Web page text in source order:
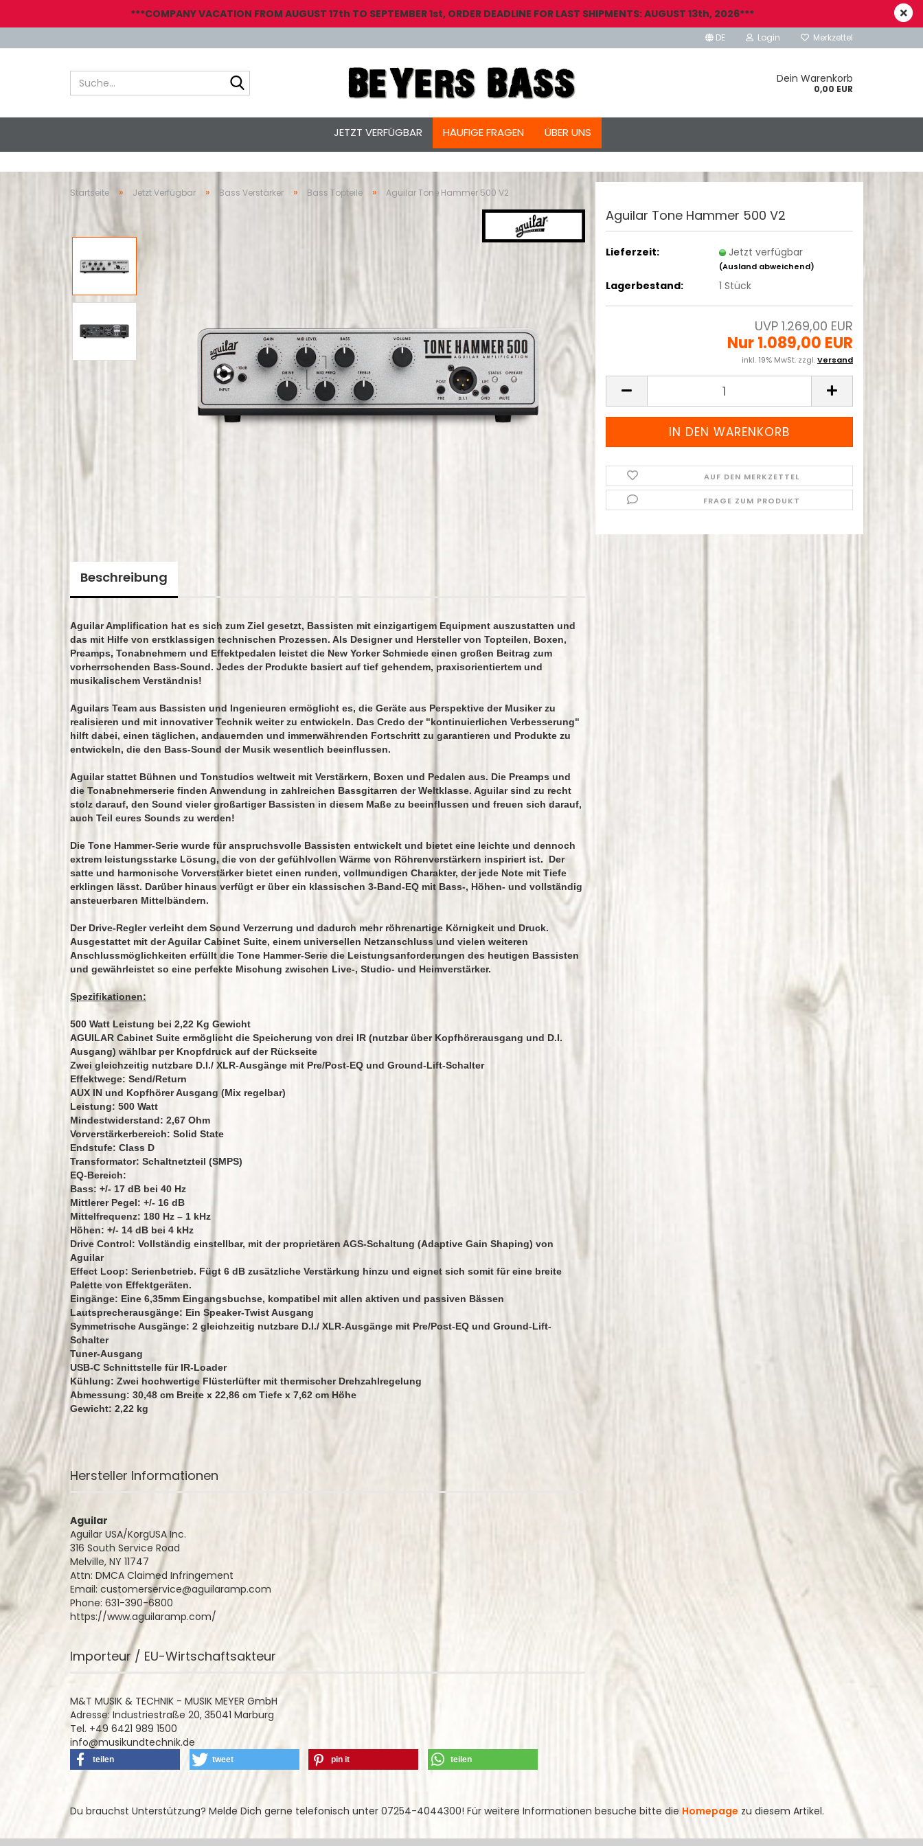
DE Login Merkzettel
Dein Warenkorb
0,00 EUR
***COMPANY VACATION FROM AUGUST 17th TO SEPTEMBER 1st, ORDER DEADLINE FOR LAST SHIPMENTS: AUGUST 13th, 2026***
JETZT VERFÜGBAR HÄUFIGE FRAGEN ÜBER UNS
Startseite » Jetzt Verfügbar » Bass Verstärker » Bass Topteile » Aguilar Tone Hammer 500 V2
Aguilar Tone Hammer 500 V2
Lieferzeit: Jetzt verfügbar
(Ausland abweichend)
Lagerbestand: 1 Stück
UVP 1.269,00 EUR
Nur 1.089,00 EUR
inkl. 19% MwSt. zzgl.Versand
AUF DEN MERKZETTEL
FRAGE ZUM PRODUKT
Beschreibung
Aguilar Amplification hat es sich zum Ziel gesetzt, Bassisten mit einzigartigem Equipment auszustatten und
das mit Hilfe von erstklassigen technischen Prozessen. Als Designer und Hersteller von Topteilen, Boxen,
Preamps, Tonabnehmern und Effektpedalen leistet die New Yorker Schmiede einen großen Beitrag zum
vorherrschenden Bass-Sound. Jedes der Produkte basiert auf tief gehendem, praxisorientiertem und
musikalischem Verständnis!
Aguilars Team aus Bassisten und Ingenieuren ermöglicht es, die Geräte aus Perspektive der Musiker zu
realisieren und mit innovativer Technik weiter zu entwickeln. Das Credo der "kontinuierlichen Verbesserung"
hilft dabei, einen täglichen, andauernden und immerwährenden Fortschritt zu garantieren und Produkte zu
entwickeln, die den Bass-Sound der Musik wesentlich beeinflussen.
Aguilar stattet Bühnen und Tonstudios weltweit mit Verstärkern, Boxen und Pedalen aus. Die Preamps und
die Tonabnehmerserie finden Anwendung in zahlreichen Bassgitarren der Weltklasse. Aguilar sind zu recht
stolz darauf, den Sound vieler großartiger Bassisten in diesem Maße zu beeinflussen und freuen sich darauf,
auch Teil eures Sounds zu werden!
Die Tone Hammer-Serie wurde für anspruchsvolle Bassisten entwickelt und bietet eine leichte und dennoch
extrem leistungsstarke Lösung, die von der gefühlvollen Wärme von Röhrenverstärkern inspiriert ist. Der
satte und harmonische Vorverstärker bietet einen runden, vollmundigen Charakter, der jede Note mit Tiefe
erklingen lässt. Darüber hinaus verfügt er über ein klassischen 3-Band-EQ mit Bass-, Höhen- und vollständig
ansteuerbaren Mittelbändern.
Der Drive-Regler verleiht dem Sound Verzerrung und dadurch mehr röhrenartige Körnigkeit und Druck.
Ausgestattet mit der Aguilar Cabinet Suite, einem universellen Netzanschluss und vielen weiteren
Anschlussmöglichkeiten erfüllt die Tone Hammer-Serie die Leistungsanforderungen des heutigen Bassisten
und gewährleistet so eine perfekte Mischung zwischen Live-, Studio- und Heimverstärker.
Spezifikationen:
500 Watt Leistung bei 2,22 Kg Gewicht
AGUILAR Cabinet Suite ermöglicht die Speicherung von drei IR (nutzbar über Kopfhörerausgang und D.I.
Ausgang) wählbar per Knopfdruck auf der Rückseite
Zwei gleichzeitig nutzbare D.I./ XLR-Ausgänge mit Pre/Post-EQ und Ground-Lift-Schalter
Effektwege: Send/Return
AUX IN und Kopfhörer Ausgang (Mix regelbar)
Leistung: 500 Watt
Mindestwiderstand: 2,67 Ohm
Vorverstärkerbereich: Solid State
Endstufe: Class D
Transformator: Schaltnetzteil (SMPS)
EQ-Bereich:
Bass: +/- 17 dB bei 40 Hz
Mittlerer Pegel: +/- 16 dB
Mittelfrequenz: 180 Hz – 1 kHz
Höhen: +/- 14 dB bei 4 kHz
Drive Control: Vollständig einstellbar, mit der proprietären AGS-Schaltung (Adaptive Gain Shaping) von
Aguilar
Effect Loop: Serienbetrieb. Fügt 6 dB zusätzliche Verstärkung hinzu und eignet sich somit für eine breite
Palette von Effektgeräten.
Eingänge: Eine 6,35mm Eingangsbuchse, kompatibel mit allen aktiven und passiven Bässen
Lautsprecherausgänge: Ein Speaker-Twist Ausgang
Symmetrische Ausgänge: 2 gleichzeitig nutzbare D.I./ XLR-Ausgänge mit Pre/Post-EQ und Ground-Lift-
Schalter
Tuner-Ausgang
USB-C Schnittstelle für IR-Loader
Kühlung: Zwei hochwertige Flüsterlüfter mit thermischer Drehzahlregelung
Abmessung: 30,48 cm Breite x 22,86 cm Tiefe x 7,62 cm Höhe
Gewicht: 2,22 kg
Hersteller Informationen
Aguilar
Aguilar USA/KorgUSA Inc.
316 South Service Road
Melville, NY 11747
Attn: DMCA Claimed Infringement
Email: customerservice@aguilaramp.com
Phone: 631-390-6800
https://www.aguilaramp.com/
Importeur / EU-Wirtschaftsakteur
M&T MUSIK & TECHNIK - MUSIK MEYER GmbH
Adresse: Industriestraße 20, 35041 Marburg
Tel. +49 6421 989 1500
info@musikundtechnik.de
teilen tweet pin it teilen
Du brauchst Unterstützung? Melde Dich gerne telefonisch unter 07254-4044300! Für weitere Informationen besuche bitte die Homepage zu diesem Artikel.